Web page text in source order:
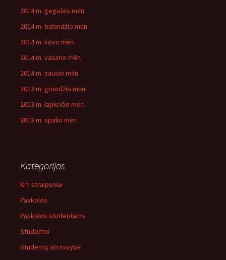
2014 m. gegužės mėn.
2014 m. balandžio mėn.
2014 m. kovo mėn.
2014 m. vasario mėn.
2014 m. sausio mėn.
2013 m. gruodžio mėn.
2013 m. lapkričio mėn.
2013 m. spalio mėn.
Kategorijos
Kiti straipsniai
Paskolos
Paskolos studentams
Studentai
Studentų atstovybė